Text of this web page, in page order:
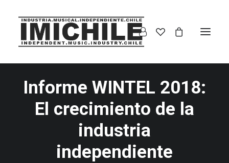
Informe WINTEL 2018:
El crecimiento de la
industria
independiente